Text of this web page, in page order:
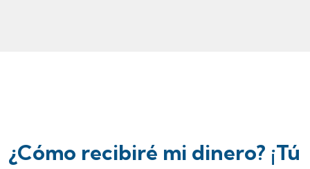
¿Cómo recibiré mi dinero? ¡Tú